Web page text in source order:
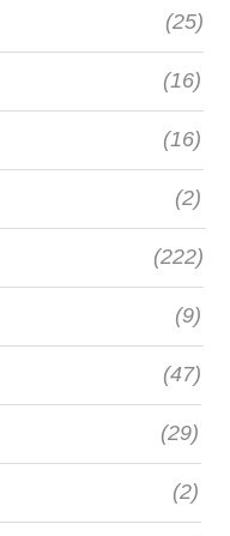
(25)
(16)
(16)
(2)
(222)
(9)
(47)
(29)
(2)